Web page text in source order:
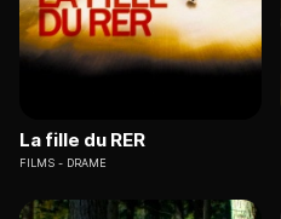
La fille du RER
FILMS DRAME